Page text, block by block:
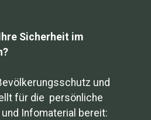
Sicherheit im
und
für die persönliche
Infomaterial bereit: